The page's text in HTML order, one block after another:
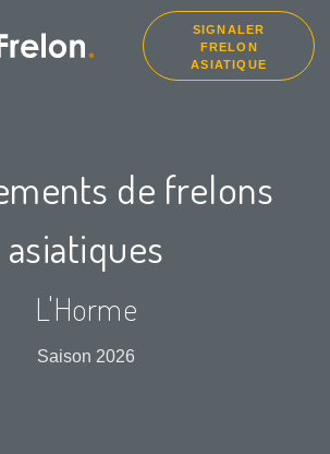
SIGNALER
FRELON
ASIATIQUE
de frelons
asiatiques
L'Horme
Saison 2026